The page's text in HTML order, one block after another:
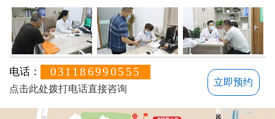
电话： 031186990555
点击此处拨打电话直接咨询
立即预约